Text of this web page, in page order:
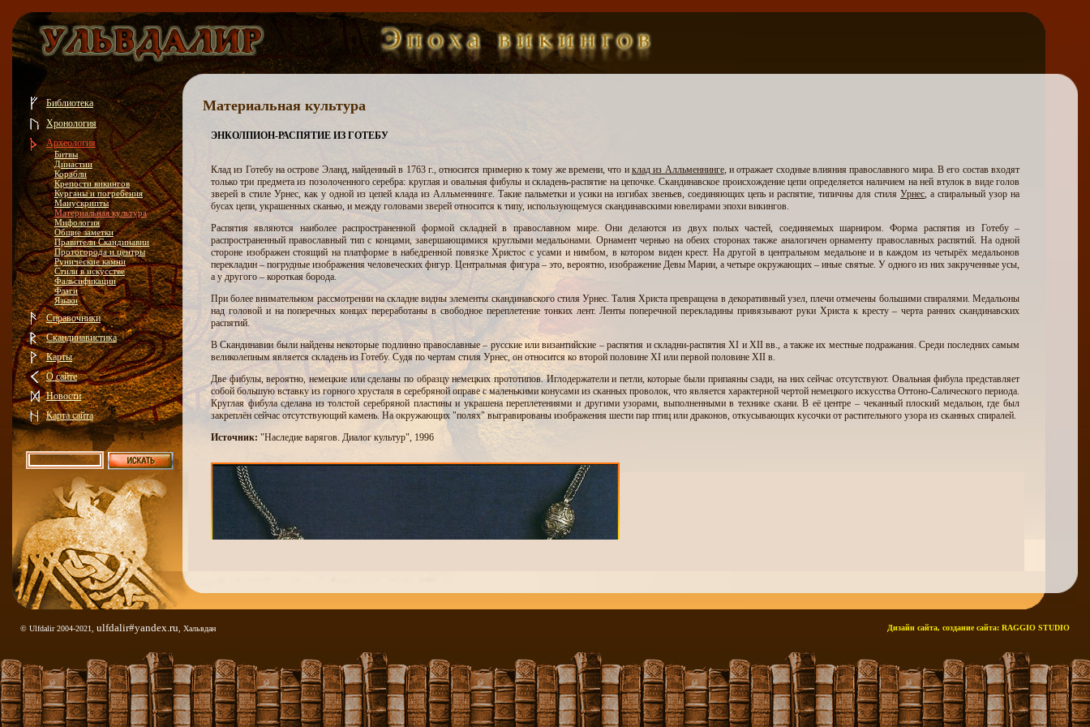
Библиотека
Хронология
Археология
Битвы
Династии
Корабли
Крепости викингов
Курганы и погребения
Манускрипты
Материальная культура
Мифология
Общие заметки
Правители Скандинавии
Протогорода и центры
Рунические камни
Стили в искусстве
Фальсификации
Флаги
Языки
Справочники
Скандинавистика
Карты
О сайте
Новости
Карта сайта
© Ulfdalir 2004-2021, ulfdalir#yandex.ru , Хальвдан Дизайн сайта, создание сайта: RAGGIO STUDIO
Материальная культура
ЭНКОЛПИОН-РАСПЯТИЕ ИЗ ГОТЕБУ
Клад из Готебу на острове Эланд, найденный в 1763 г., относится примерно к тому же времени, что и клад из Алльменнинге, и отражает сходные влияния православного мира. В его состав входят
только три предмета из позолоченного серебра: круглая и овальная фибулы и складень-распятие на цепочке. Скандинавское происхождение цепи определяется наличием на ней втулок в виде голов
зверей в стиле Урнес, как у одной из цепей клада из Алльменнинге. Такие пальметки и усики на изгибах звеньев, соединяющих цепь и распятие, типичны для стиляУрнес, а спиральный узор на
бусах цепи, украшенных сканью, и между головами зверей относится к типу, использующемуся скандинавскими ювелирами эпохи викингов.
Распятия являются наиболее распространенной формой складней в православном мире. Они делаются из двух полых частей, соединяемых шарниром. Форма распятия из Готебу –
распространенный православный тип с концами, завершающимися круглыми медальонами. Орнамент чернью на обеих сторонах также аналогичен орнаменту православных распятий. На одной
стороне изображен стоящий на платформе в набедренной повязке Христос с усами и нимбом, в котором виден крест. На другой в центральном медальоне и в каждом из четырёх медальонов
перекладин – погрудные изображения человеческих фигур. Центральная фигура – это, вероятно, изображение Девы Марии, а четыре окружающих – иные святые. У одного из них закрученные усы,
а у другого – короткая борода.
При более внимательном рассмотрении на складне видны элементы скандинавского стиля Урнес. Талия Христа превращена в декоративный узел, плечи отмечены большими спиралями. Медальоны
над головой и на поперечных концах переработаны в свободное переплетение тонких лент. Ленты поперечной перекладины привязывают руки Христа к кресту – черта ранних скандинавских
распятий.
В Скандинавии были найдены некоторые подлинно православные – русские или византийские – распятия и складни-распятия XI и XII вв., а также их местные подражания. Среди последних самым
великолепным является складень из Готебу. Судя по чертам стиля Урнес, он относится ко второй половине XI или первой половине XII в.
Две фибулы, вероятно, немецкие или сделаны по образцу немецких прототипов. Иглодержатели и петли, которые были припаяны сзади, на них сейчас отсутствуют. Овальная фибула представляет
собой большую вставку из горного хрусталя в серебряной оправе с маленькими конусами из сканных проволок, что является характерной чертой немецкого искусства Оттоно-Салического периода.
Круглая фибула сделана из толстой серебряной пластины и украшена переплетениями и другими узорами, выполненными в технике скани. В её центре – чеканный плоский медальон, где был
закреплён сейчас отсутствующий камень. На окружающих "полях" выгравированы изображения шести пар птиц или драконов, откусывающих кусочки от растительного узора из сканных спиралей.
Источник: "Наследие варягов. Диалог культур", 1996